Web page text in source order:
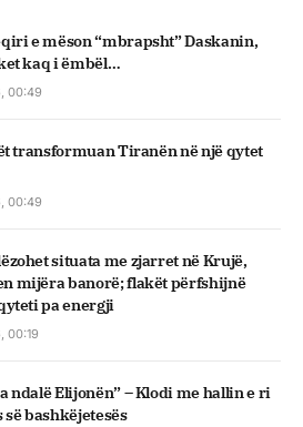
e mëson “mbrapsht” Daskanin,
kaq i ëmbël…
00:49
transformuan Tiranën në një qytet
00:49
situata me zjarret në Krujë,
mijëra banorë; flakët përfshijnë
pa energji
00:19
ndalë Elijonën” – Klodi me hallin e ri
së bashkëjetesës